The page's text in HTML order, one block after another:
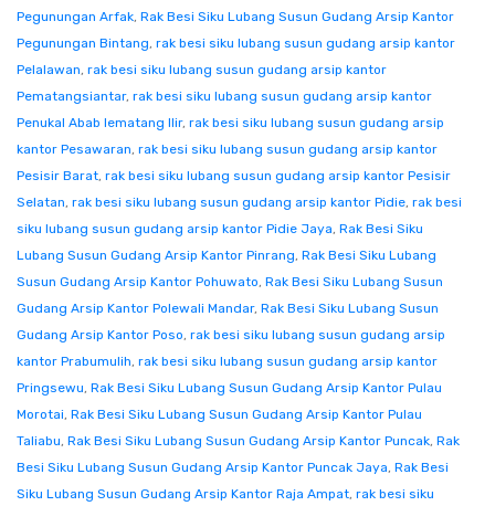
Pegunungan Arfak, Rak Besi Siku Lubang Susun Gudang Arsip Kantor
Pegunungan Bintang, rak besi siku lubang susun gudang arsip kantor
Pelalawan, rak besi siku lubang susun gudang arsip kantor
Pematangsiantar, rak besi siku lubang susun gudang arsip kantor
Penukal Abab lematang Ilir, rak besi siku lubang susun gudang arsip
kantor Pesawaran, rak besi siku lubang susun gudang arsip kantor
Pesisir Barat, rak besi siku lubang susun gudang arsip kantor Pesisir
Selatan, rak besi siku lubang susun gudang arsip kantor Pidie, rak besi
siku lubang susun gudang arsip kantor Pidie Jaya, Rak Besi Siku
Lubang Susun Gudang Arsip Kantor Pinrang, Rak Besi Siku Lubang
Susun Gudang Arsip Kantor Pohuwato, Rak Besi Siku Lubang Susun
Gudang Arsip Kantor Polewali Mandar, Rak Besi Siku Lubang Susun
Gudang Arsip Kantor Poso, rak besi siku lubang susun gudang arsip
kantor Prabumulih, rak besi siku lubang susun gudang arsip kantor
Pringsewu, Rak Besi Siku Lubang Susun Gudang Arsip Kantor Pulau
Morotai, Rak Besi Siku Lubang Susun Gudang Arsip Kantor Pulau
Taliabu, Rak Besi Siku Lubang Susun Gudang Arsip Kantor Puncak, Rak
Besi Siku Lubang Susun Gudang Arsip Kantor Puncak Jaya, Rak Besi
Siku Lubang Susun Gudang Arsip Kantor Raja Ampat, rak besi siku